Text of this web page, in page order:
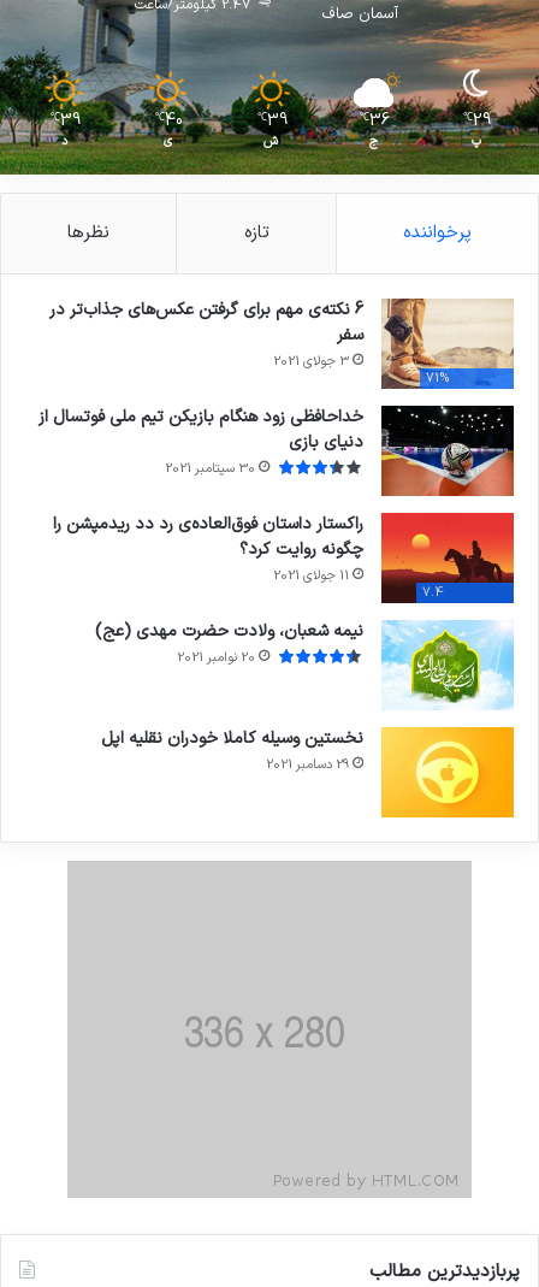
آسمان صاف 2.47 کیلومتر/ساعت
29
℃
پ
36
℃
ج
39
℃
ش
40
℃
ی
39
℃
د
پرخواننده تازه نظرها
71%
6 نکته‌ی مهم برای گرفتن عکس‌های جذاب‌تر در
سفر
3 جولای 2021
خداحافظی زود هنگام بازیکن تیم ملی فوتسال از
دنیای بازی
30 سپتامبر 2021
7.4
راکستار داستان فوق‌العاده‌ی رد دد ریدمپشن را
چگونه روایت کرد؟
11 جولای 2021
نیمه شعبان، ولادت حضرت مهدی (عج)
20 نوامبر 2021
نخستین وسیله کاملا خودران نقلیه اپل
29 دسامبر 2021
پربازدیدترین مطالب